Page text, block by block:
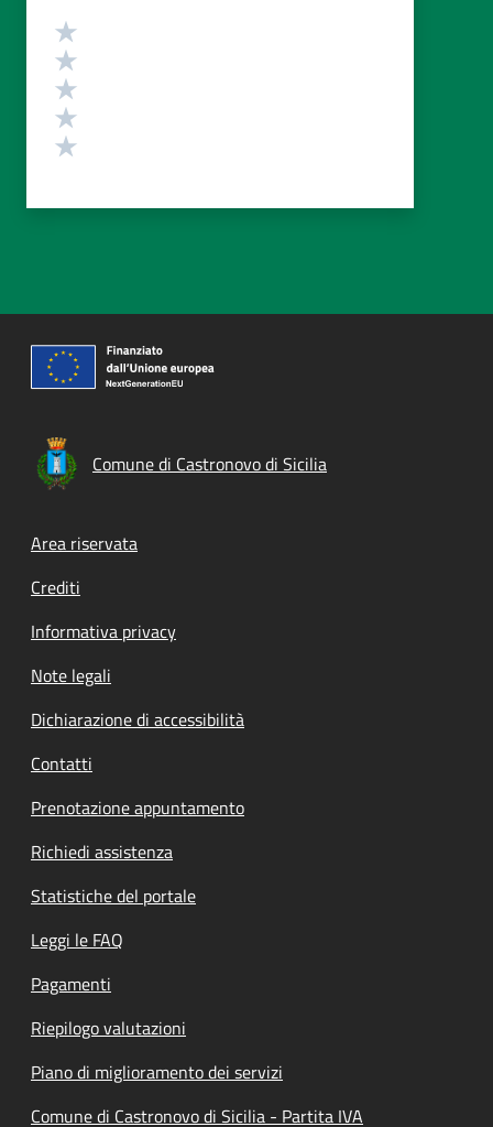
Valutazione
Comune di Castronovo di Sicilia
Footer menu
Area riservata
Crediti
Informativa privacy
Note legali
Dichiarazione di accessibilità
Contatti
Prenotazione appuntamento
Richiedi assistenza
Statistiche del portale
Leggi le FAQ
Pagamenti
Riepilogo valutazioni
Piano di miglioramento dei servizi
Comune di Castronovo di Sicilia - Partita IVA